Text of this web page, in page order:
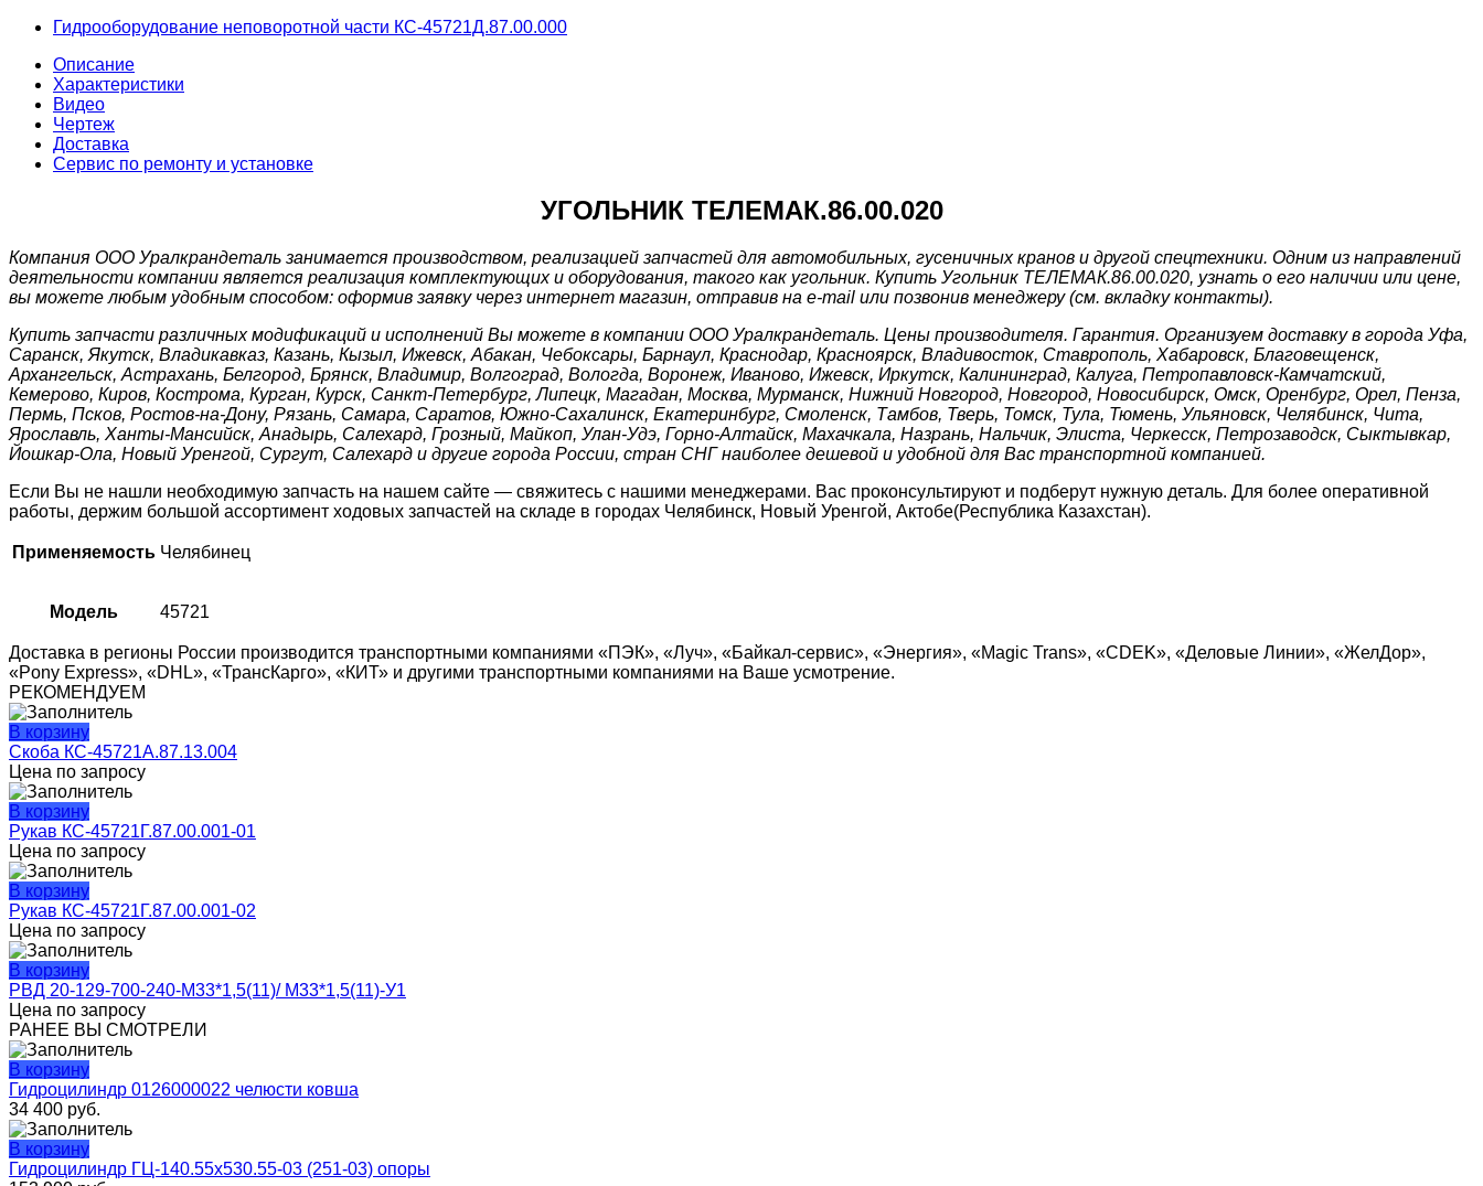
Гидрооборудование неповоротной части КС-45721Д.87.00.000
Описание
Характеристики
Видео
Чертеж
Доставка
Сервис по ремонту и установке
УГОЛЬНИК ТЕЛЕМАК.86.00.020
Компания ООО Уралкрандеталь занимается производством, реализацией запчастей для автомобильных, гусеничных кранов и другой спецтехники. Одним из направлений
деятельности компании является реализация комплектующих и оборудования, такого как угольник. Купить Угольник ТЕЛЕМАК.86.00.020, узнать о его наличии или цене,
вы можете любым удобным способом: оформив заявку через интернет магазин, отправив на e-mail или позвонив менеджеру (см. вкладку контакты).
Купить запчасти различных модификаций и исполнений Вы можете в компании ООО Уралкрандеталь. Цены производителя. Гарантия. Организуем доставку в города Уфа,
Саранск, Якутск, Владикавказ, Казань, Кызыл, Ижевск, Абакан, Чебоксары, Барнаул, Краснодар, Красноярск, Владивосток, Ставрополь, Хабаровск, Благовещенск,
Архангельск, Астрахань, Белгород, Брянск, Владимир, Волгоград, Вологда, Воронеж, Иваново, Ижевск, Иркутск, Калининград, Калуга, Петропавловск-Камчатский,
Кемерово, Киров, Кострома, Курган, Курск, Санкт-Петербург, Липецк, Магадан, Москва, Мурманск, Нижний Новгород, Новгород, Новосибирск, Омск, Оренбург, Орел, Пенза,
Пермь, Псков, Ростов-на-Дону, Рязань, Самара, Саратов, Южно-Сахалинск, Екатеринбург, Смоленск, Тамбов, Тверь, Томск, Тула, Тюмень, Ульяновск, Челябинск, Чита,
Ярославль, Ханты-Мансийск, Анадырь, Салехард, Грозный, Майкоп, Улан-Удэ, Горно-Алтайск, Махачкала, Назрань, Нальчик, Элиста, Черкесск, Петрозаводск, Сыктывкар,
Йошкар-Ола, Новый Уренгой, Сургут, Салехард и другие города России, стран СНГ наиболее дешевой и удобной для Вас транспортной компанией.
Если Вы не нашли необходимую запчасть на нашем сайте — свяжитесь с нашими менеджерами. Вас проконсультируют и подберут нужную деталь. Для более оперативной
работы, держим большой ассортимент ходовых запчастей на складе в городах Челябинск, Новый Уренгой, Актобе(Республика Казахстан).
Применяемость Челябинец
Модель 45721
Доставка в регионы России производится транспортными компаниями «ПЭК», «Луч», «Байкал-сервис», «Энергия», «Magic Trans», «CDEK», «Деловые Линии», «ЖелДор»,
«Pony Express», «DHL», «ТрансКарго», «КИТ» и другими транспортными компаниями на Ваше усмотрение.
РЕКОМЕНДУЕМ
В корзину
Скоба КС-45721А.87.13.004
Цена по запросу
В корзину
Рукав КС-45721Г.87.00.001-01
Цена по запросу
В корзину
Рукав КС-45721Г.87.00.001-02
Цена по запросу
В корзину
РВД 20-129-700-240-М33*1,5(11)/ М33*1,5(11)-У1
Цена по запросу
РАНЕЕ ВЫ СМОТРЕЛИ
В корзину
Гидроцилиндр 0126000022 челюсти ковша
34 400 руб.
В корзину
Гидроцилиндр ГЦ-140.55х530.55-03 (251-03) опоры